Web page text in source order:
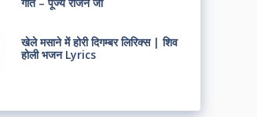
खेले मसाने में होरी दिगम्बर लिरिक्स | शिव
होली भजन Lyrics